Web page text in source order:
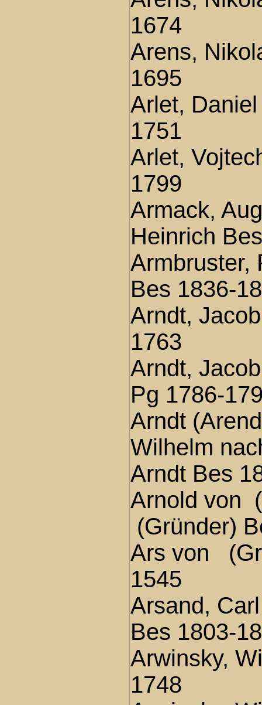
1674
Arens,
1695
Arlet,
1751
Arlet,
1799
Armack,
Heinrich
Armbruster,
Bes 1836-
Arndt,
1763
Arndt,
Pg 1786-
Arndt
Wilhelm
Arndt Bes
Arnold von
(Gründer)
Ars von
1545
Arsand,
Bes 1803-
Arwinsky,
1748